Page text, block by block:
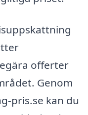
offerter
Genom
pris.se kan du